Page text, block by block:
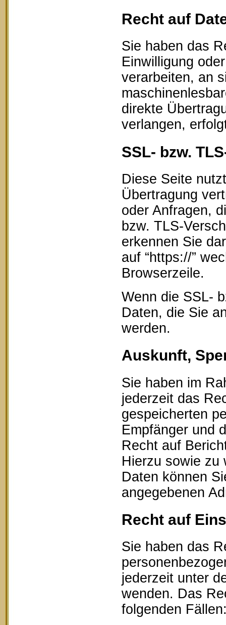
Recht auf
Sie haben das
Einwilligung
verarbeiten, an
direkte
verlangen,
SSL- bzw.
Diese Seite
Übertragung
oder Anfragen,
bzw. TLS-
erkennen Sie
auf “https://”
Browserzeile.
Wenn die SSL-
Daten, die Sie
werden.
Auskunft,
Sie haben im
jederzeit das
gespeicherten
Empfänger und
Recht auf
Hierzu sowie zu
Daten können
angegebenen
Recht auf
Sie haben das
jederzeit unter
wenden. Das
folgenden